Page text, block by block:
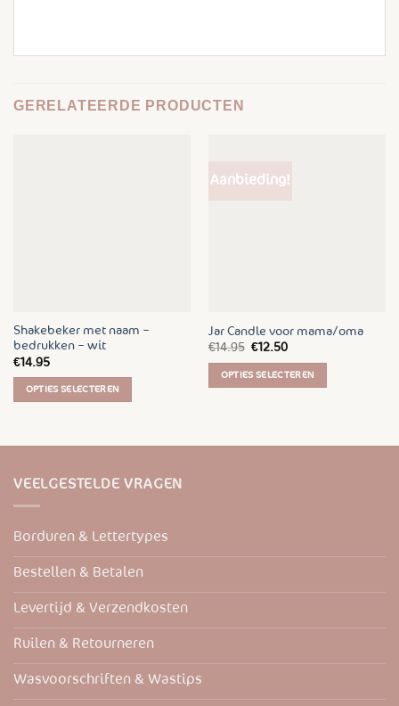
GERELATEERDE PRODUCTEN
Shakebeker met naam –
bedrukken – wit
€14.95
OPTIES SELECTEREN
heeft
variaties.
Deze
kan
worden
de
productpagina
Aanbieding!
Jar Candle voor mama/oma
€14.95 Oorspronkelijke
was:
€14.95.
€12.50Huidige
is:
€12.50.
OPTIES SELECTEREN
VEELGESTELDE VRAGEN
Borduren & Lettertypes
Bestellen & Betalen
Levertijd & Verzendkosten
Ruilen & Retourneren
Wasvoorschriften & Wastips